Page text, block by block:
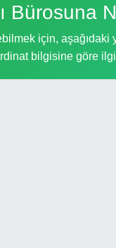
Bürosuna
için, aşağıdaki
bilgisine göre